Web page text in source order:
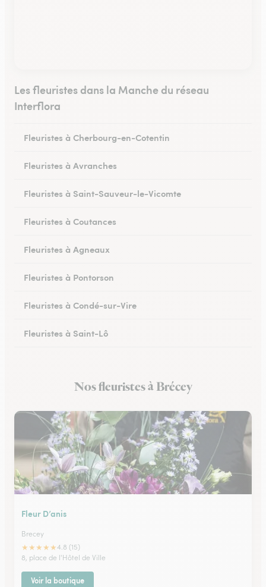
Les fleuristes dans la Manche du réseau
Interflora
Fleuristes à Cherbourg-en-Cotentin
Fleuristes à Avranches
Fleuristes à Saint-Sauveur-le-Vicomte
Fleuristes à Coutances
Fleuristes à Agneaux
Fleuristes à Pontorson
Fleuristes à Condé-sur-Vire
Fleuristes à Saint-Lô
Fleuristes à GranvilleNos fleuristes à Brécey
Fleur D’anis
Brecey
★★★★★4.8 (15)
8, place de l'Hôtel de Ville
Voir la boutique